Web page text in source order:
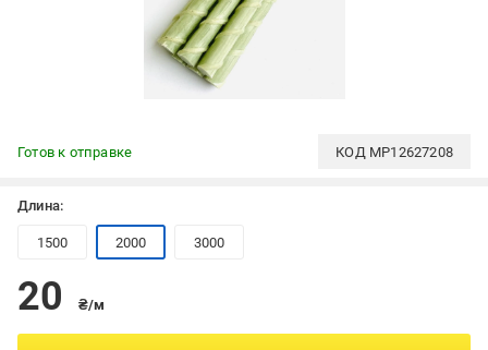
Готов к отправке КОД MP12627208
Длина:
1500 2000 3000
20 ₴/м